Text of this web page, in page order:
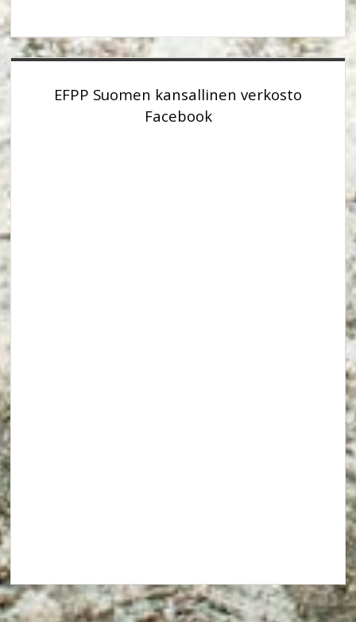
EFPP Suomen kansallinen verkosto
Facebook